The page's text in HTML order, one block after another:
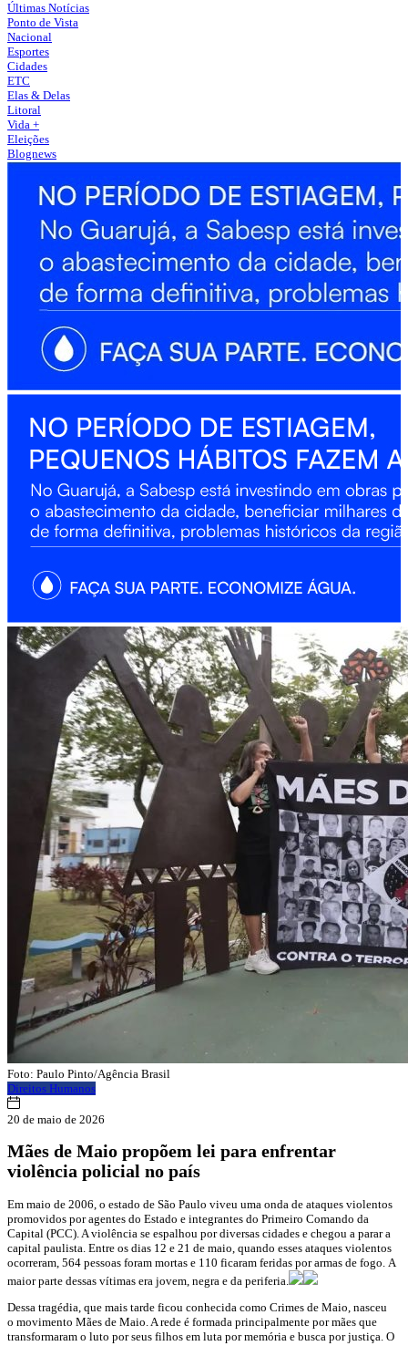
Últimas Notícias
Ponto de Vista
Nacional
Esportes
Cidades
ETC
Elas & Delas
Litoral
Vida +
Eleições
Blognews
Foto: Paulo Pinto/Agência Brasil
Direitos Humanos
20 de maio de 2026
Mães de Maio propõem lei para enfrentar
violência policial no país
Em maio de 2006, o estado de São Paulo viveu uma onda de ataques violentos
promovidos por agentes do Estado e integrantes do Primeiro Comando da
Capital (PCC). A violência se espalhou por diversas cidades e chegou a parar a
capital paulista. Entre os dias 12 e 21 de maio, quando esses ataques violentos
ocorreram, 564 pessoas foram mortas e 110 ficaram feridas por armas de fogo. A
maior parte dessas vítimas era jovem, negra e da periferia.
Dessa tragédia, que mais tarde ficou conhecida como Crimes de Maio, nasceu
o movimento Mães de Maio. A rede é formada principalmente por mães que
transformaram o luto por seus filhos em luta por memória e busca por justiça. O